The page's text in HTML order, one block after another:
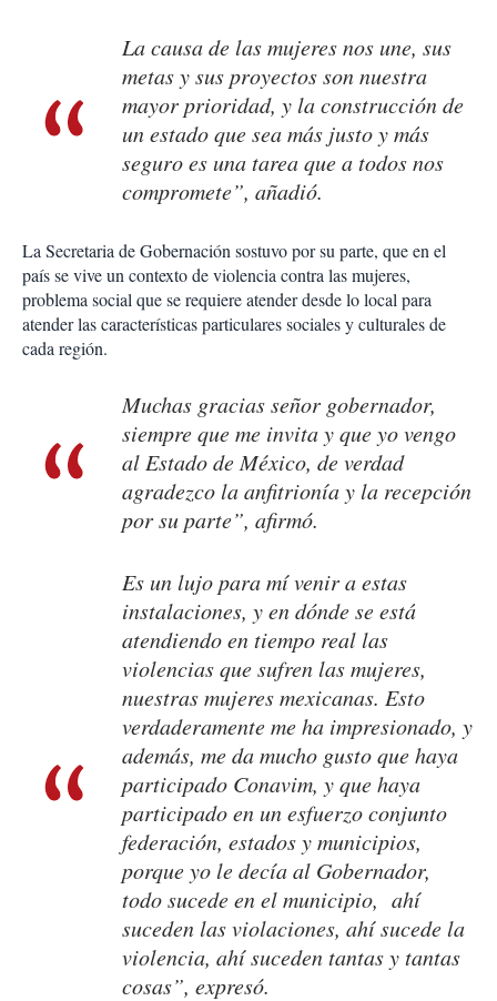
La causa de las mujeres nos une, sus
metas y sus proyectos son nuestra
mayor prioridad, y la construcción de
un estado que sea más justo y más
seguro es una tarea que a todos nos
compromete”, añadió.
La Secretaria de Gobernación sostuvo por su parte, que en el
país se vive un contexto de violencia contra las mujeres,
problema social que se requiere atender desde lo local para
atender las características particulares sociales y culturales de
cada región.
Muchas gracias señor gobernador,
siempre que me invita y que yo vengo
al Estado de México, de verdad
agradezco la anfitrionía y la recepción
por su parte”, afirmó.
Es un lujo para mí venir a estas
instalaciones, y en dónde se está
atendiendo en tiempo real las
violencias que sufren las mujeres,
nuestras mujeres mexicanas. Esto
verdaderamente me ha impresionado, y
además, me da mucho gusto que haya
participado Conavim, y que haya
participado en un esfuerzo conjunto
federación, estados y municipios,
porque yo le decía al Gobernador,
todo sucede en el municipio, ahí
suceden las violaciones, ahí sucede la
violencia, ahí suceden tantas y tantas
cosas”, expresó.